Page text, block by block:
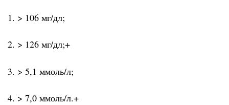
1. > 106 мг/дл;
2. > 126 мг/дл;+
3. > 5,1 ммоль/л;
4. > 7,0 ммоль/л.+